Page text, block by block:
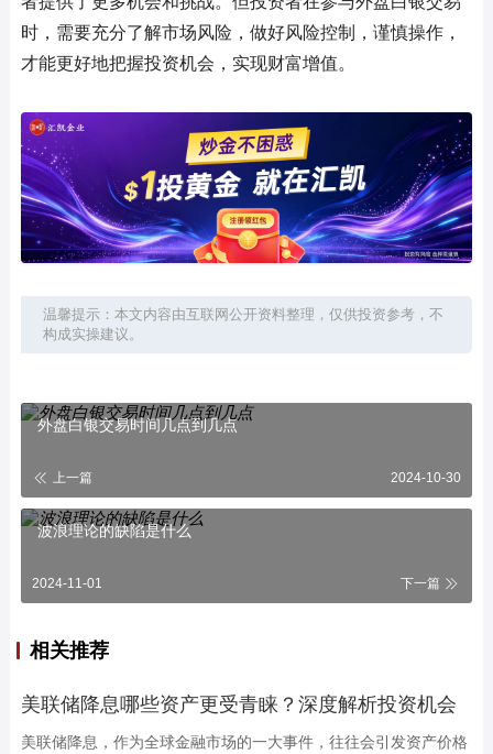
时，需要充分了解市场风险，做好风险控制，谨慎操作，
才能更好地把握投资机会，实现财富增值。
温馨提示：本文内容由互联网公开资料整理，仅供投资参考，不
构成实操建议。
外盘白银交易时间几点到几点
上一篇 2024-10-30
波浪理论的缺陷是什么
2024-11-01 下一篇
相关推荐
美联储降息哪些资产更受青睐？深度解析投资机会
美联储降息，作为全球金融市场的一大事件，往往会引发资产价格